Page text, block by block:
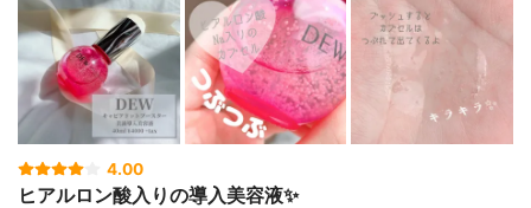
4.00
ヒアルロン酸入りの導入美容液✨